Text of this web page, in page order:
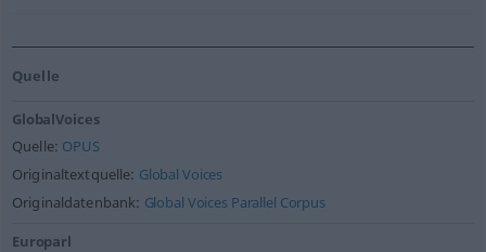
Quelle
GlobalVoices
Quelle: OPUS
Originaltextquelle: Global Voices
Originaldatenbank: Global Voices Parallel Corpus
Europarl